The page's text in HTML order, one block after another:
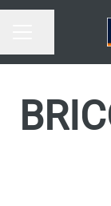
MENU CARRIÈRE
Partager la